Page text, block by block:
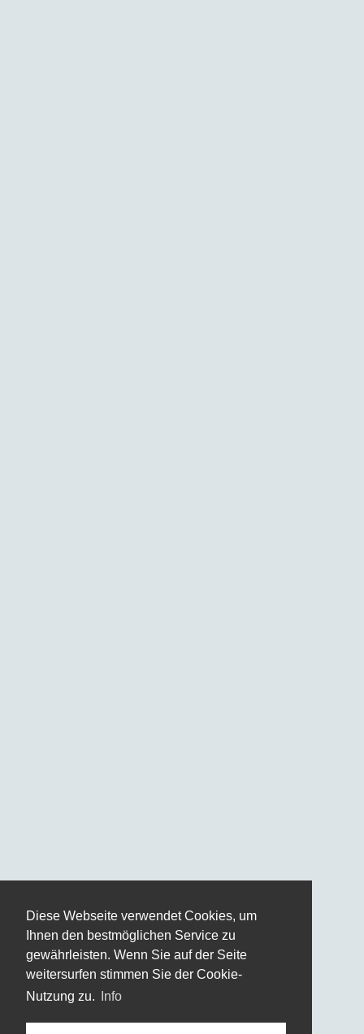
Diese Webseite verwendet Cookies, um
Ihnen den bestmöglichen Service zu
gewährleisten. Wenn Sie auf der Seite
weitersurfen stimmen Sie der Cookie-
Nutzung zu.
Info